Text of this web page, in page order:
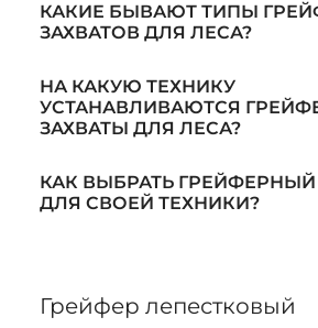
КАКИЕ БЫВАЮТ ТИПЫ
ЗАХВАТОВ ДЛЯ ЛЕСА?
НА КАКУЮ ТЕХНИКУ
УСТАНАВЛИВАЮТСЯ
ЗАХВАТЫ ДЛЯ ЛЕСА?
КАК ВЫБРАТЬ ГРЕЙФЕРНЫЙ
ДЛЯ СВОЕЙ ТЕХНИКИ?
Грейфер лепестковый